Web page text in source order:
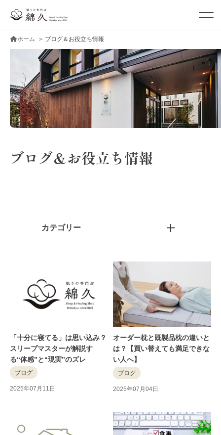
ホーム ブログ＆お役立ち情報
ブログ＆お役立ち情報
カテゴリー
「十分に寝てる」は思い込み？
スリープマスターが解説す
る“体感”と“現実”のズレ
ブログ
2025年07月11日
オーダー枕と既製品枕の違いと
は？【買い替えても満足できな
い人へ】
ブログ
2025年07月04日